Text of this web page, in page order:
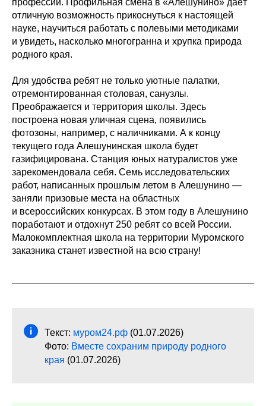
профессии. Профильная смена в «Алёшунино» даёт
отличную возможность прикоснуться к настоящей
науке, научиться работать с полевыми методиками
и увидеть, насколько многогранна и хрупка природа
родного края.
Для удобства ребят не только уютные палатки,
отремонтированная столовая, санузлы.
Преображается и территория школы. Здесь
построена новая уличная сцена, появились
фотозоны, например, с наличниками. А к концу
текущего года Алешунинская школа будет
газифицирована. Станция юных натуралистов уже
зарекомендовала себя. Семь исследовательских
работ, написанных прошлым летом в Алешунино —
заняли призовые места на областных
и всероссийских конкурсах. В этом году в Алешунино
поработают и отдохнут 250 ребят со всей России.
Малокомплектная школа на территории Муромского
заказника станет известной на всю страну!
Текст: муром24.рф (01.07.2026)
Фото: Вместе сохраним природу родного
края (01.07.2026)